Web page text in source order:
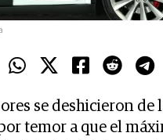
se deshicieron de
temor a que el